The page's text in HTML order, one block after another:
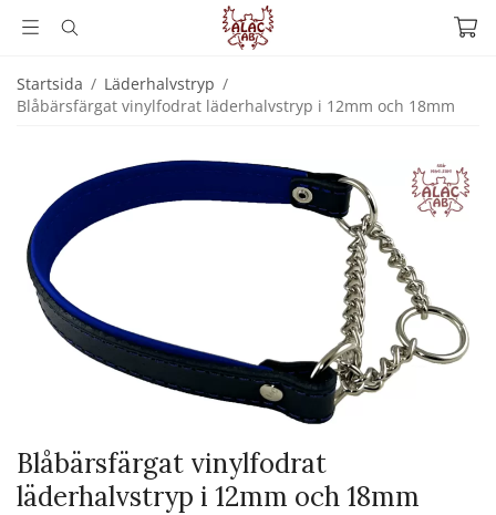
Startsida / Läderhalvstryp /
Blåbärsfärgat vinylfodrat läderhalvstryp i 12mm och 18mm
Blåbärsfärgat vinylfodrat
läderhalvstryp i 12mm och 18mm